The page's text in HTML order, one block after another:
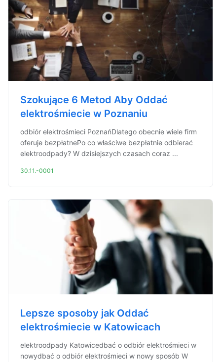
Szokujące 6 Metod Aby Oddać
elektrośmiecie w Poznaniu
odbiór elektrośmieci PoznańDlatego obecnie wiele firm
oferuje bezpłatnePo co właściwe bezpłatnie odbierać
elektroodpady? W dzisiejszych czasach coraz ...
30.11.-0001
Lepsze sposoby jak Oddać
elektrośmiecie w Katowicach
elektroodpady Katowicedbać o odbiór elektrośmieci w
nowydbać o odbiór elektrośmieci w nowy sposób W